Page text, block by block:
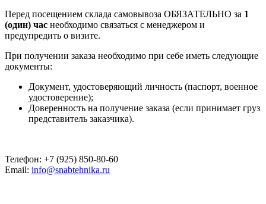
Перед посещением склада самовывоза ОБЯЗАТЕЛЬНО за 1
(один) час необходимо связаться с менеджером и
предупредить о визите.
При получении заказа необходимо при себе иметь следующие
документы:
Документ, удостоверяющий личность (паспорт, военное
удостоверение);
Доверенность на получение заказа (если принимает груз
представитель заказчика).
Телефон: +7 (925) 850-80-60
Email: info@snabtehnika.ru